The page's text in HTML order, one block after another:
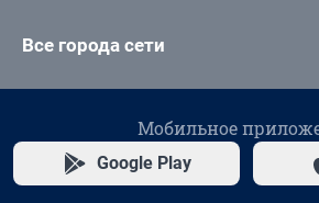
Все города сети
Мобильное
Google Play